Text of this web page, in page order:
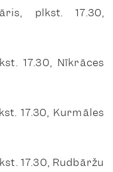
plkst. 17.30,
17.30, Nīkrāces
17.30, Kurmāles
17.30, Rudbāržu